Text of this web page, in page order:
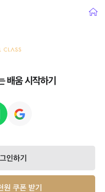
홈
class
배움 시작하기
인하기
원 쿠폰 받기